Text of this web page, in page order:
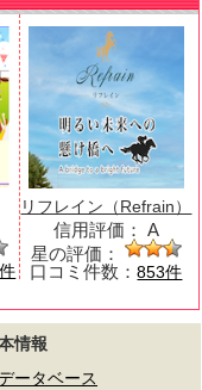
リフレイン（Refrain）
信用評価： A
星の評価：
口コミ件数：853件
情報
ータベース